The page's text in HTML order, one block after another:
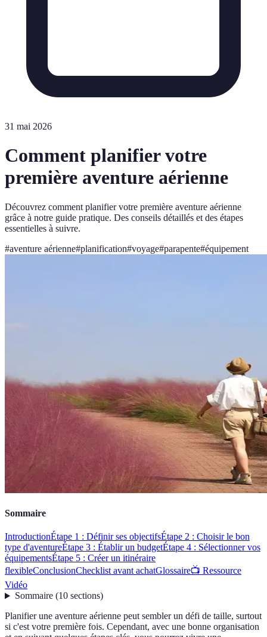
31 mai 2026
Comment planifier votre
première aventure aérienne
Découvrez comment planifier votre première aventure aérienne
grâce à notre guide pratique. Des conseils détaillés et des étapes
essentielles à suivre.
#aventure aérienne#planification#voyage#parapente#équipement
Sommaire
IntroductionÉtape 1 : Définir ses objectifsÉtape 2 : Choisir le bon
type d'aventureÉtape 3 : Établir un budgetÉtape 4 : Sélectionner vos
équipementsÉtape 5 : Créer un itinéraire
flexibleConclusionChecklist avant achatGlossaire📺 Ressource
Vidéo
Sommaire(10 sections)
Planifier une aventure aérienne peut sembler un défi de taille, surtout
si c'est votre première fois. Cependant, avec une bonne organisation